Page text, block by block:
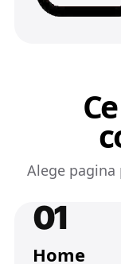
Alege
01
Home